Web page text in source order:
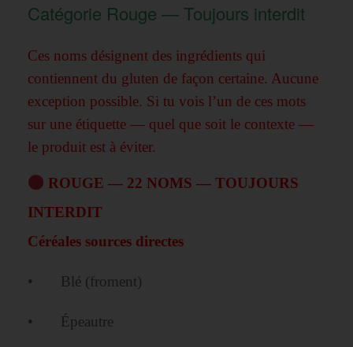
Catégorie Rouge — Toujours interdit
Ces noms désignent des ingrédients qui
contiennent du gluten de façon certaine. Aucune
exception possible. Si tu vois l’un de ces mots
sur une étiquette — quel que soit le contexte —
le produit est à éviter.
ROUGE — 22 NOMS — TOUJOURS
INTERDIT
Céréales sources directes
• Blé (froment)
• Épeautre